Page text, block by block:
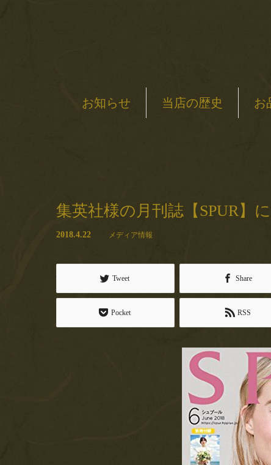
お知らせ 当店の歴史 お
集英社様の月刊誌【SPUR】
2018.4.22 メディア情報
Tweet Share
Pocket RSS